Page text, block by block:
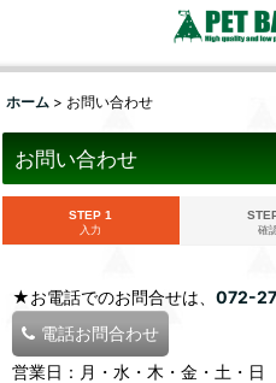
ホーム > お問い合わせ
お問い合わせ
STEP 1
入力
確
★お電話でのお問合せは、 072-
電話お問合わせ
営業日：月・水・木・金・土・日